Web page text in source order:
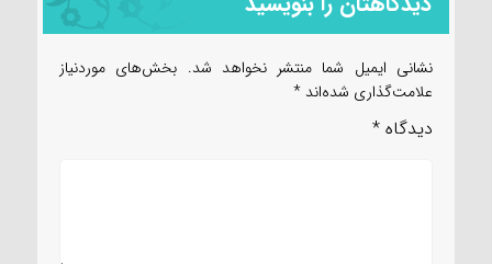
نشانی ایمیل شما منتشر نخواهد شد. بخش‌های موردنیاز
علامت‌گذاری شده‌اند *
دیدگاه *